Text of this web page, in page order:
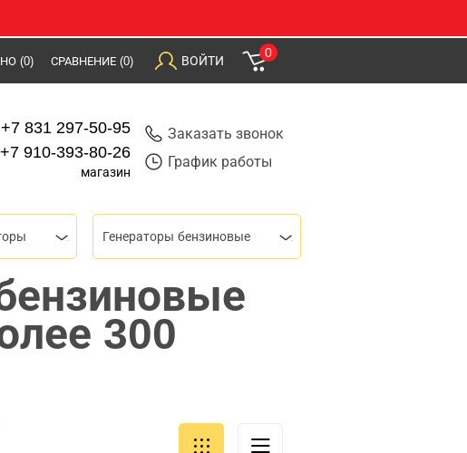
(0) СРАВНЕНИЕ (0) ВОЙТИ
0
+7 831 297-50-95
+7 910-393-80-26
магазин
Заказать звонок
График работы
Генераторы бензиновые
300